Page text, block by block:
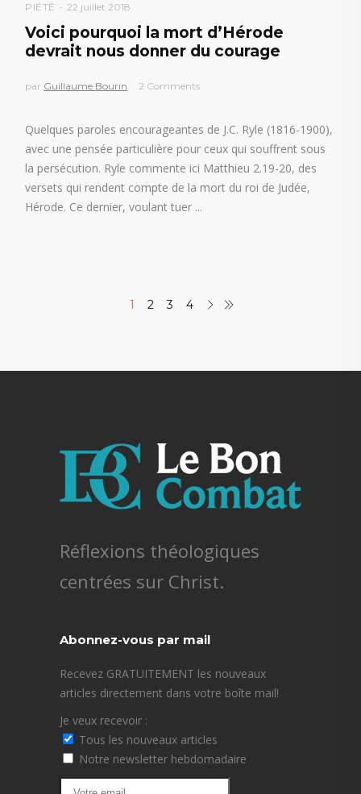
PIÉTÉ 22 juillet 2018
Voici pourquoi la mort d’Hérode
devrait nous donner du courage
par Guillaume Bourin 2 Comments
Quelques paroles encourageantes de J.C. Ryle (1816-1900),
avec une pensée particulière pour ceux qui souffrent sous
la persécution. Ryle commente ici Matthieu 2.19-20, des
versets qui rendent compte de la mort du roi de Judée,
Hérode. Ce dernier, voulant tuer
1 2 3 4
Réflexions théologiques
centrées sur Christ.
Abonnez-vous par mail
Recevez GRATUITEMENT les nouveaux
articles directement dans votre boîte mail!
Je veux recevoir :
Tous les nouveaux articles
Notre newsletter hebdomadaire